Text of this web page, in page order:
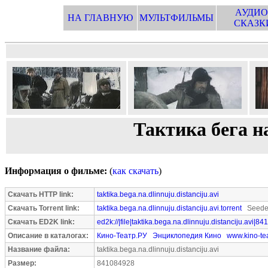
НА ГЛАВНУЮ МУЛЬТФИЛЬМЫ
Тактика бега
Информация о фильме: (как скачать)
Скачать HTTP link:
taktika.bega.na.dlinnuju.distanciju.avi
Скачать Torrent link:
taktika.bega.na.dlinnuju.distanciju.avi.torrent
Скачать ED2K link:
ed2k://
Описание в каталогах:
Кино-Театр.РУ Энциклопедия Кино
www.kino-
Название файла:
taktika.bega.na.dlinnuju.distanciju.avi
Размер:
841084928